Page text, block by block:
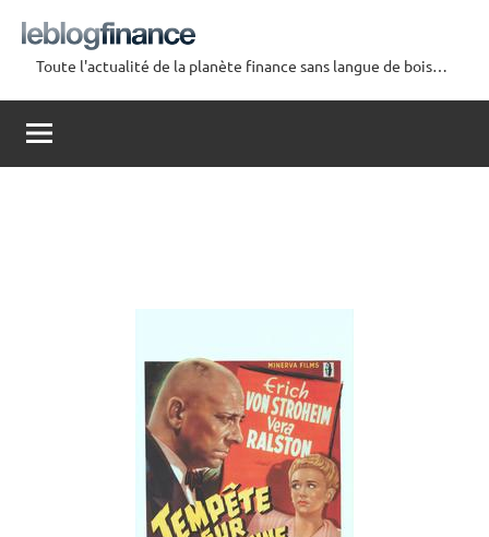
contenu
Le
Blog
Finance
Toute l'actualité de la planète finance sans langue de bois…